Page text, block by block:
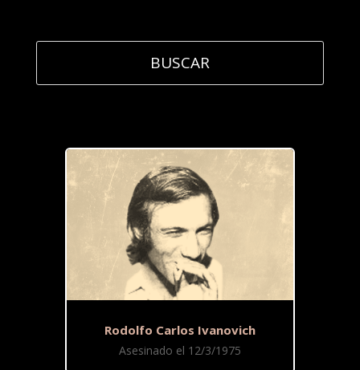
Rodolfo Carlos Ivanovich
Asesinado el 12/3/1975